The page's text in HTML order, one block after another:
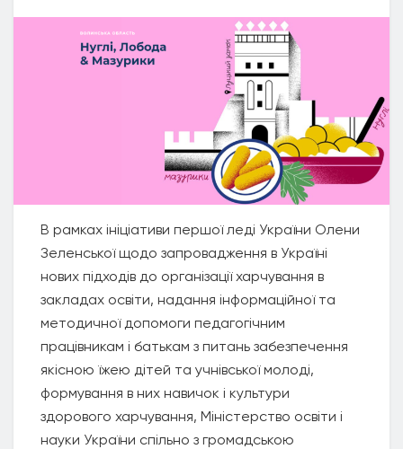
В рамках ініціативи першої леді України Олени
Зеленської щодо запровадження в Україні
нових підходів до організації харчування в
закладах освіти, надання інформаційної та
методичної допомоги педагогічним
працівникам і батькам з питань забезпечення
якісною їжею дітей та учнівської молоді,
формування в них навичок і культури
здорового харчування, Міністерство освіти і
науки України спільно з громадською